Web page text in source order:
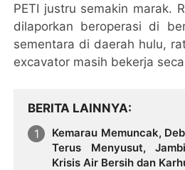
PETI justru semakin marak.
dilaporkan beroperasi di
sementara di daerah hulu,
excavator masih bekerja
BERITA LAINNYA
Kemarau Memuncak,
Terus Menyusut,
Krisis Air Bersih dan